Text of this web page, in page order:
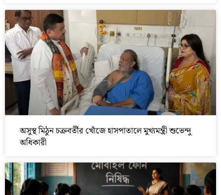
অসুস্থ মিঠুন চক্রবর্তীর খোঁজে হাসপাতালে মুখ্যমন্ত্রী শুভেন্দু
অধিকারী